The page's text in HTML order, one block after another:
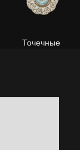
Точечные